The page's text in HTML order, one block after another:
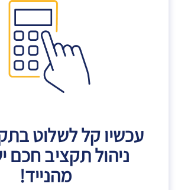
עכשיו קל לשלוט
ניהול תקציב חכם
מהנייד!